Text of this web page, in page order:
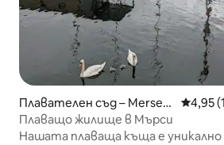
Плавателен съд – Merseys
ide
4,95
Плаващо жилище в Мърси
Нашата плаваща къща е уникално